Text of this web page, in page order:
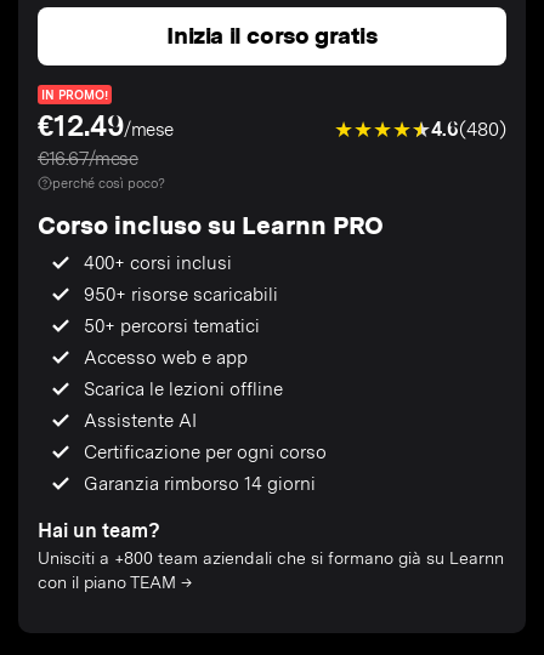
Inizia il corso gratis
IN PROMO!
€12.49/mese
€16.67/mese
4.6(480)
perché così poco?
Corso incluso su Learnn PRO
400+ corsi inclusi
950+ risorse scaricabili
50+ percorsi tematici
Accesso web e app
Scarica le lezioni offline
Assistente AI
Certificazione per ogni corso
Garanzia rimborso 14 giorni
Hai un team?
Unisciti a +800 team aziendali che si formano già su Learnn
con il piano TEAM →